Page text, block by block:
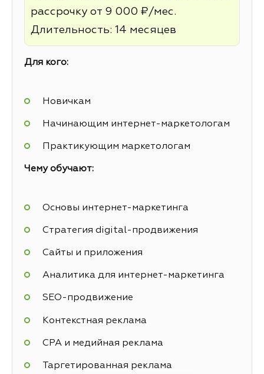
рассрочку от 9 000 ₽/мес.
Длительность: 14 месяцев
Для кого:
Новичкам
Начинающим интернет-маркетологам
Практикующим маркетологам
Чему обучают:
Основы интернет-маркетинга
Стратегия digital-продвижения
Сайты и приложения
Аналитика для интернет-маркетинга
SEO-продвижение
Контекстная реклама
СРА и медийная реклама
Таргетированная реклама